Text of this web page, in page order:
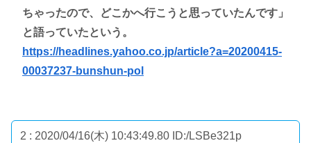
ちゃったので、どこかへ行こうと思っていたんです」
と語っていたという。
https://headlines.yahoo.co.jp/article?a=20200415-
00037237-bunshun-pol
2 : 2020/04/16(木) 10:43:49.80 ID:/LSBe321p